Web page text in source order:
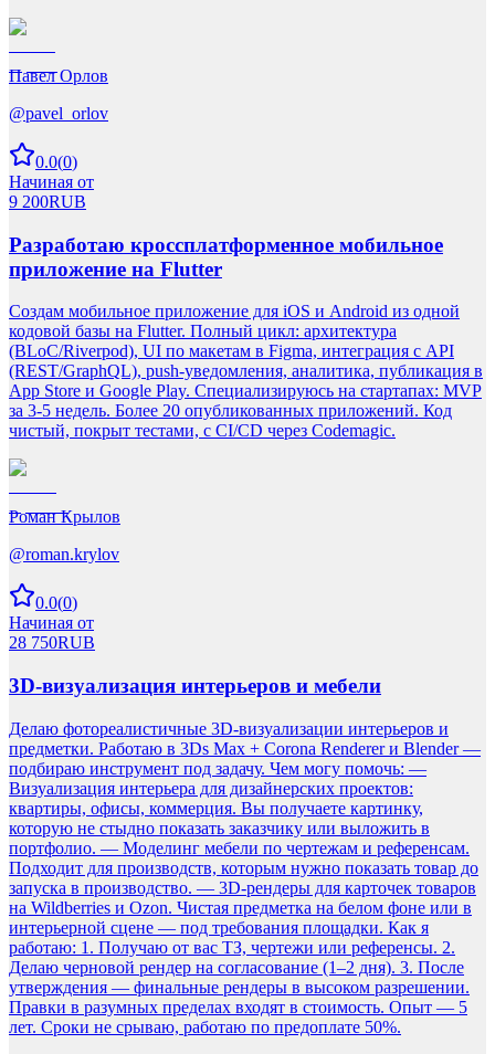
Павел Орлов
@pavel_orlov
0.0(0)
Начиная от
9 200RUB
Разработаю кроссплатформенное мобильное
приложение на Flutter
Создам мобильное приложение для iOS и Android из одной
кодовой базы на Flutter. Полный цикл: архитектура
(BLoC/Riverpod), UI по макетам в Figma, интеграция с API
(REST/GraphQL), push-уведомления, аналитика, публикация в
App Store и Google Play. Специализируюсь на стартапах: MVP
за 3-5 недель. Более 20 опубликованных приложений. Код
чистый, покрыт тестами, с CI/CD через Codemagic.
Роман Крылов
@roman.krylov
0.0(0)
Начиная от
28 750RUB
3D-визуализация интерьеров и мебели
Делаю фотореалистичные 3D-визуализации интерьеров и
предметки. Работаю в 3Ds Max + Corona Renderer и Blender —
подбираю инструмент под задачу. Чем могу помочь: —
Визуализация интерьера для дизайнерских проектов:
квартиры, офисы, коммерция. Вы получаете картинку,
которую не стыдно показать заказчику или выложить в
портфолио. — Моделинг мебели по чертежам и референсам.
Подходит для производств, которым нужно показать товар до
запуска в производство. — 3D-рендеры для карточек товаров
на Wildberries и Ozon. Чистая предметка на белом фоне или в
интерьерной сцене — под требования площадки. Как я
работаю: 1. Получаю от вас ТЗ, чертежи или референсы. 2.
Делаю черновой рендер на согласование (1–2 дня). 3. После
утверждения — финальные рендеры в высоком разрешении.
Правки в разумных пределах входят в стоимость. Опыт — 5
лет. Сроки не срываю, работаю по предоплате 50%.